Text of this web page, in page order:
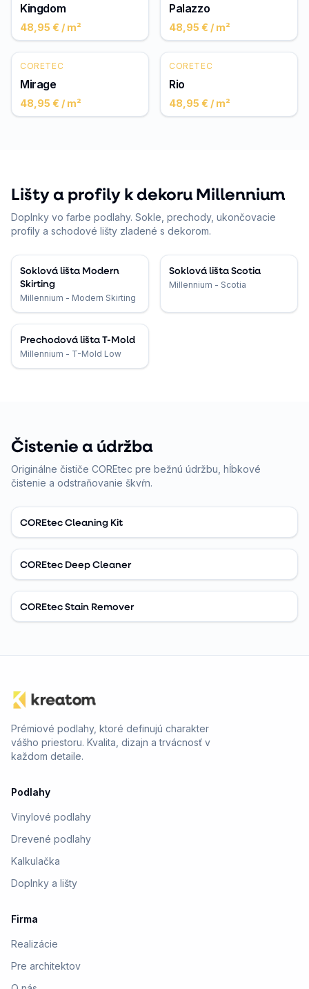
Kingdom
48,95 € / m²
Palazzo
48,95 € / m²
CORETEC
Mirage
48,95 € / m²
CORETEC
Rio
48,95 € / m²
Lišty a profily k dekoru Millennium
Doplnky vo farbe podlahy. Sokle, prechody, ukončovacie
profily a schodové lišty zladené s dekorom.
Soklová lišta Modern
Skirting
Millennium - Modern Skirting
Soklová lišta Scotia
Millennium - Scotia
Prechodová lišta T-Mold
Millennium - T-Mold Low
Čistenie a údržba
Originálne čističe COREtec pre bežnú údržbu, hĺbkové
čistenie a odstraňovanie škvŕn.
COREtec Cleaning Kit
COREtec Deep Cleaner
COREtec Stain Remover
Prémiové podlahy, ktoré definujú charakter
vášho priestoru. Kvalita, dizajn a trvácnosť v
každom detaile.
Podlahy
Vinylové podlahy
Drevené podlahy
Kalkulačka
Doplnky a lišty
Firma
Realizácie
Pre architektov